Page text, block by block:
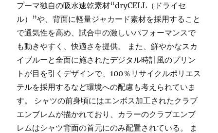
プーマ独自の吸水速乾素材“dryCELL（ドライセ
ル）”や、背面に軽量ジャカード素材を採用すること
で通気性を高め、試合中の激しいパフォーマンスで
も動きやすく、快適さを提供。 また、鮮やかなスカ
イブルーと全面に施されたデジタル時計風のプリン
トが目を引くデザインで、100％リサイクルポリエス
テルを採用するなど環境への配慮も考えられていま
す。 シャツの前身頃にはエンボス加工されたクラブ
エンブレムが描かれており、カラーのクラブエンブ
レムはシャツ背面の首元にのみ配置されている。 ま